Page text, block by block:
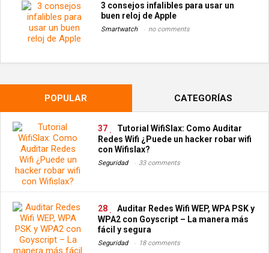
3 consejos infalibles para usar un
buen reloj de Apple
Smartwatch no comments
POPULAR CATEGORÍAS
37
Tutorial WifiSlax: Como Auditar
Redes Wifi ¿Puede un hacker robar wifi
con Wifislax?
Seguridad 33 comments
28
Auditar Redes Wifi WEP, WPA PSK y
WPA2 con Goyscript – La manera más
fácil y segura
Seguridad 18 comments